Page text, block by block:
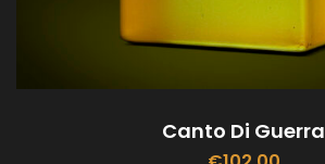
Canto Di Guerra